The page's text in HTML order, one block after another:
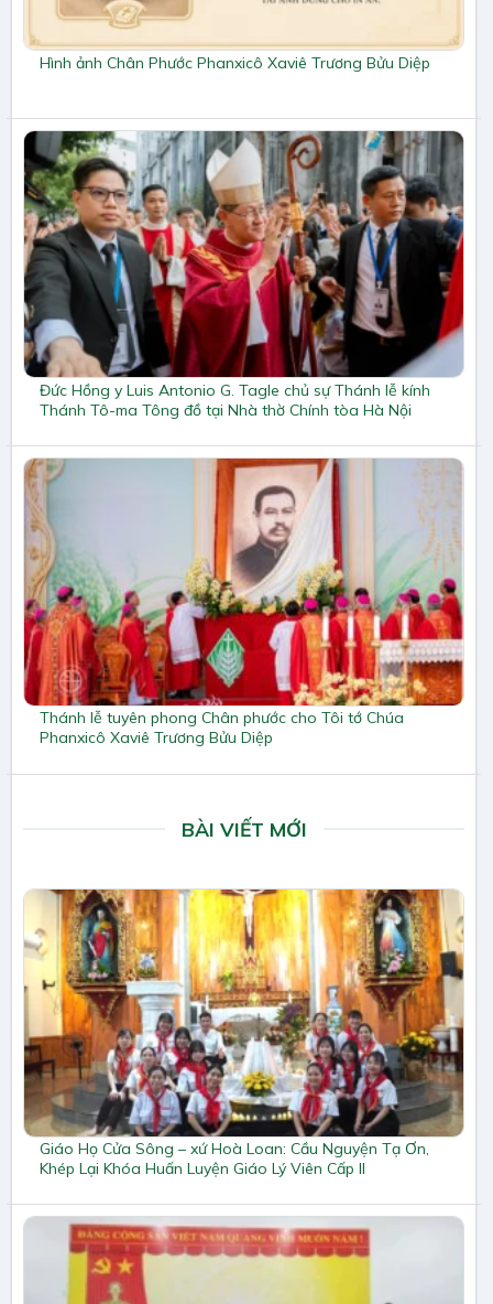
Hình ảnh Chân Phước Phanxicô Xaviê Trương Bửu Diệp
Đức Hồng y Luis Antonio G. Tagle chủ sự Thánh lễ kính
Thánh Tô-ma Tông đồ tại Nhà thờ Chính tòa Hà Nội
Thánh lễ tuyên phong Chân phước cho Tôi tớ Chúa
Phanxicô Xaviê Trương Bửu Diệp
BÀI VIẾT MỚI
Giáo Họ Cửa Sông – xứ Hoà Loan: Cầu Nguyện Tạ Ơn,
Khép Lại Khóa Huấn Luyện Giáo Lý Viên Cấp II